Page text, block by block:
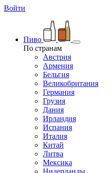
Войти
Пиво
По странам
Австрия
Армения
Бельгия
Великобритания
Германия
Грузия
Дания
Ирландия
Испания
Италия
Китай
Литва
Мексика
Нидерланды